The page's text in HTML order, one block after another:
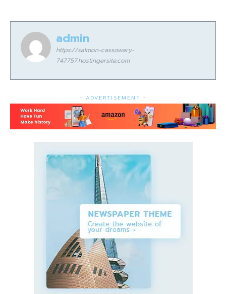
admin
https://salmon-cassowary-
747757.hostingersite.com
- ADVERTISEMENT -